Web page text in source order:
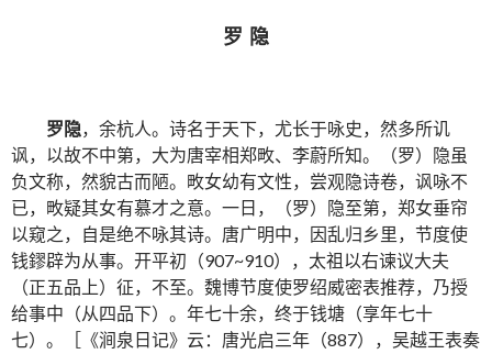
罗 隐
罗隐，余杭人。诗名于天下，尤长于咏史，然多所讥
讽，以故不中第，大为唐宰相郑畋、李蔚所知。（罗）隐虽
负文称，然貌古而陋。畋女幼有文性，尝观隐诗卷，讽咏不
已，畋疑其女有慕才之意。一日，（罗）隐至第，郑女垂帘
以窥之，自是绝不咏其诗。唐广明中，因乱归乡里，节度使
钱鏐辟为从事。开平初（907~910），太祖以右谏议大夫
（正五品上）征，不至。魏博节度使罗绍威密表推荐，乃授
给事中（从四品下）。年七十余，终于钱塘（享年七十
七）。［《涧泉日记》云：唐光启三年（887），吴越王表奏